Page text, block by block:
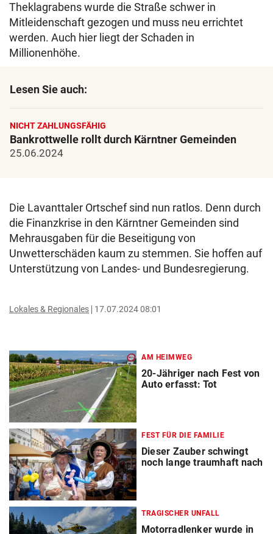
Theklagrabens wurde die Straße schwer in
Mitleidenschaft gezogen und muss neu errichtet
werden. Auch hier liegt der Schaden in
Millionenhöhe.
Lesen Sie auch:
NICHT ZAHLUNGSFÄHIG
Bankrottwelle rollt durch Kärntner Gemeinden
25.06.2024
Die Lavanttaler Ortschef sind nun ratlos. Denn durch
die Finanzkrise in den Kärntner Gemeinden sind
Mehrausgaben für die Beseitigung von
Unwetterschäden kaum zu stemmen. Sie hoffen auf
Unterstützung von Landes- und Bundesregierung.
Lokales & Regionales 17.07.2024 08:01
AM HEIMWEG
20-Jähriger nach Fest von
Auto erfasst: Tot
FEST FÜR DIE FAMILIE
Dieser Zauber schwingt
noch lange traumhaft nach
TRAGISCHER UNFALL
Motorradlenker wurde in